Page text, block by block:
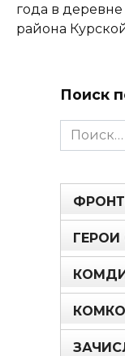
года в
района
Поиск
Search
for:
ГЕРОИ